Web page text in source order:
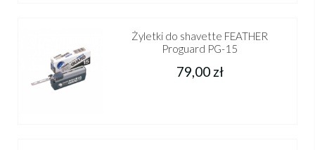
Żyletki do shavette FEATHER
Proguard PG-15
79,00 zł